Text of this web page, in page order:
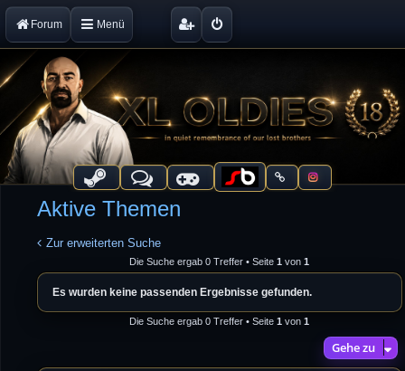
Forum Menü
Aktive Themen
Zur erweiterten Suche
Die Suche ergab 0 Treffer • Seite1 von1
Es wurden keine passenden Ergebnisse gefunden.
Die Suche ergab 0 Treffer • Seite1 von1
Gehe zu